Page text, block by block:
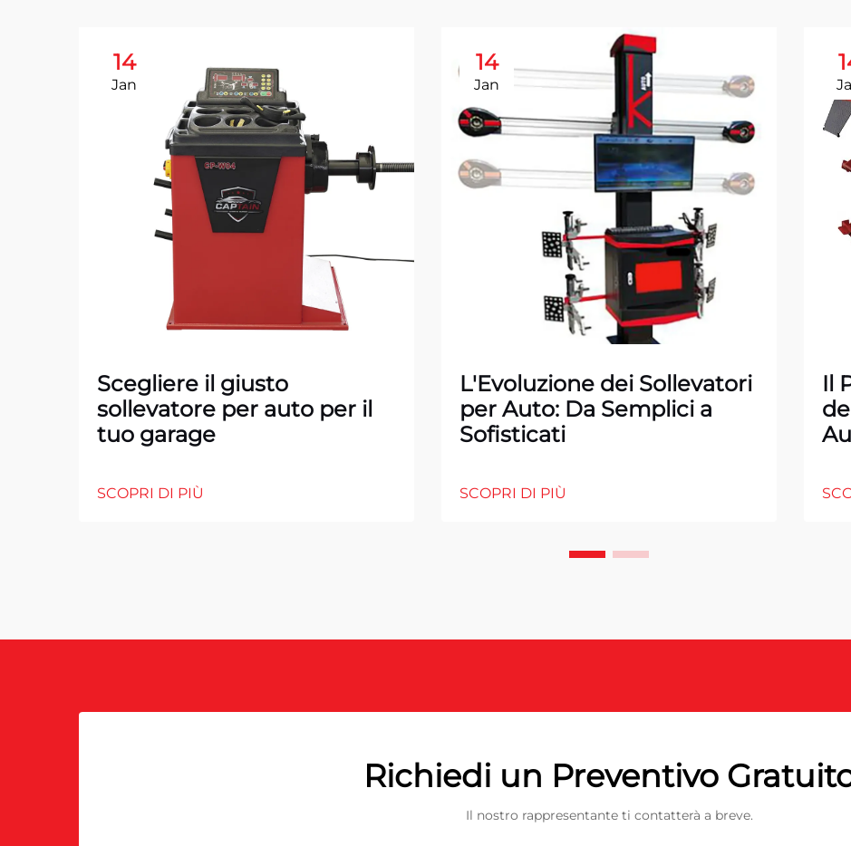
14
Jan
Scegliere il giusto
sollevatore per auto per il
tuo garage
SCOPRI DI PIÙ
14
Jan
L'Evoluzione dei Sollevatori
per Auto: Da Semplici a
Sofisticati
SCOPRI DI PIÙ
Il
Richiedi un Preventivo
Il nostro rappresentante ti contatterà a breve.